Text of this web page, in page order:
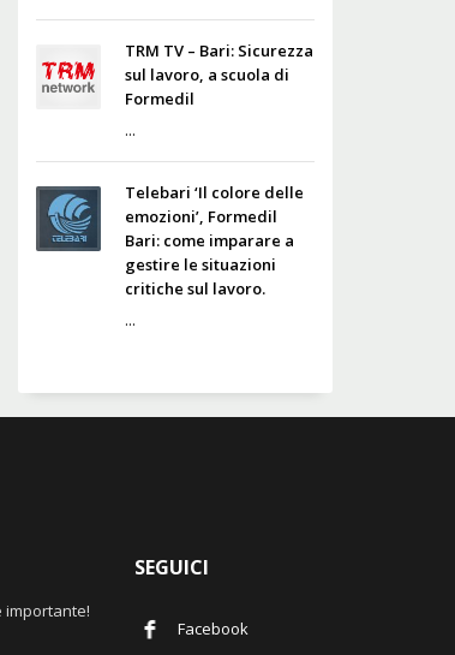
TRM TV – Bari: Sicurezza
sul lavoro, a scuola di
Formedil
...
Telebari ‘Il colore delle
emozioni’, Formedil
Bari: come imparare a
gestire le situazioni
critiche sul lavoro.
...
importante!
SEGUICI
Facebook